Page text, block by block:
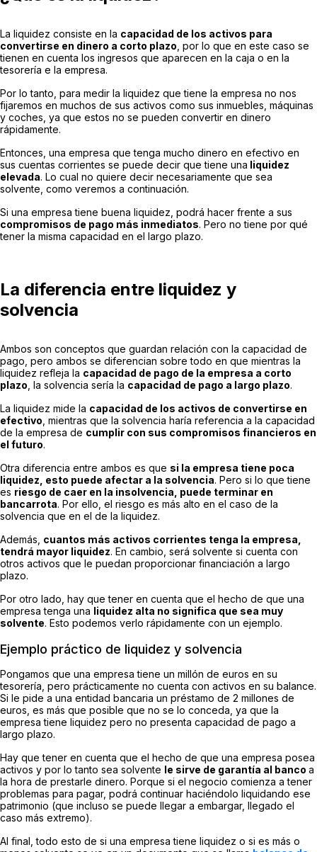
La liquidez consiste en la capacidad de los activos para
convertirse en dinero a corto plazo , por lo que en este caso se
tienen en cuenta los ingresos que aparecen en la caja o en la
tesorería e la empresa.
Por lo tanto, para medir la liquidez que tiene la empresa no nos
fijaremos en muchos de sus activos como sus inmuebles, máquinas
y coches, ya que estos no se pueden convertir en dinero
rápidamente.
Entonces, una empresa que tenga mucho dinero en efectivo en
sus cuentas corrientes se puede decir que tiene una liquidez
elevada. Lo cual no quiere decir necesariamente que sea
solvente, como veremos a continuación.
Si una empresa tiene buena liquidez, podrá hacer frente a sus
compromisos de pago más inmediatos. Pero no tiene por qué
tener la misma capacidad en el largo plazo.
La diferencia entre liquidez y
solvencia
Ambos son conceptos que guardan relación con la capacidad de
pago, pero ambos se diferencian sobre todo en que mientras la
liquidez refleja la capacidad de pago de la empresa a corto
plazo , la solvencia sería la capacidad de pago a largo plazo.
La liquidez mide la capacidad de los activos de convertirse en
efectivo , mientras que la solvencia haría referencia a la capacidad
de la empresa de cumplir con sus compromisos financieros en
el futuro.
Otra diferencia entre ambos es que si la empresa tiene poca
liquidez, esto puede afectar a la solvencia. Pero si lo que tiene
es riesgo de caer en la insolvencia, puede terminar en
bancarrota. Por ello, el riesgo es más alto en el caso de la
solvencia que en el de la liquidez.
Además, cuantos más activos corrientes tenga la empresa,
tendrá mayor liquidez. En cambio, será solvente si cuenta con
otros activos que le puedan proporcionar financiación a largo
plazo.
Por otro lado, hay que tener en cuenta que el hecho de que una
empresa tenga una liquidez alta no significa que sea muy
solvente. Esto podemos verlo rápidamente con un ejemplo.
Ejemplo práctico de liquidez y solvencia
Pongamos que una empresa tiene un millón de euros en su
tesorería, pero prácticamente no cuenta con activos en su balance.
Si le pide a una entidad bancaria un préstamo de 2 millones de
euros, es más que posible que no se lo conceda, ya que la
empresa tiene liquidez pero no presenta capacidad de pago a
largo plazo.
Hay que tener en cuenta que el hecho de que una empresa posea
activos y por lo tanto sea solvente le sirve de garantía al banco a
la hora de prestarle dinero. Porque si el negocio comienza a tener
problemas para pagar, podrá continuar haciéndolo liquidando ese
patrimonio (que incluso se puede llegar a embargar, llegado el
caso más extremo).
Al final, todo esto de si una empresa tiene liquidez o si es más o